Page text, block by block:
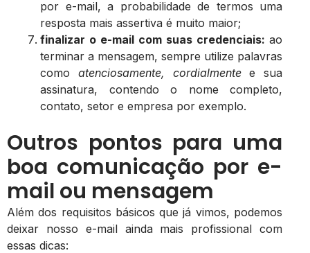
por e-mail, a probabilidade de termos uma
resposta mais assertiva é muito maior;
finalizar o e-mail com suas credenciais: ao
terminar a mensagem, sempre utilize palavras
como atenciosamente, cordialmentee sua
assinatura, contendo o nome completo,
contato, setor e empresa por exemplo.
Outros pontos para uma
boa comunicação por e-
mail ou mensagem
Além dos requisitos básicos que já vimos, podemos
deixar nosso e-mail ainda mais profissional com
essas dicas: